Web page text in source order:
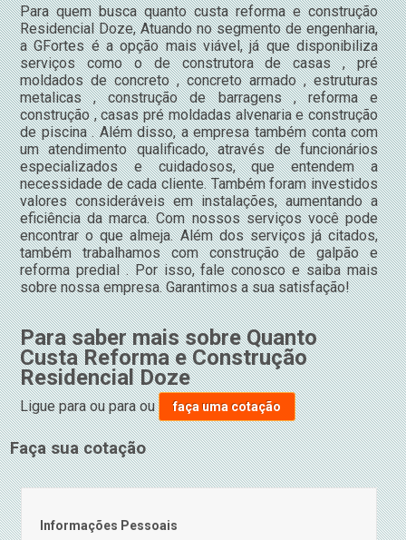
Para quem busca quanto custa reforma e construção
Residencial Doze, Atuando no segmento de engenharia,
a GFortes é a opção mais viável, já que disponibiliza
serviços como o de construtora de casas , pré
moldados de concreto , concreto armado , estruturas
metalicas , construção de barragens , reforma e
construção , casas pré moldadas alvenaria e construção
de piscina . Além disso, a empresa também conta com
um atendimento qualificado, através de funcionários
especializados e cuidadosos, que entendem a
necessidade de cada cliente. Também foram investidos
valores consideráveis em instalações, aumentando a
eficiência da marca. Com nossos serviços você pode
encontrar o que almeja. Além dos serviços já citados,
também trabalhamos com construção de galpão e
reforma predial . Por isso, fale conosco e saiba mais
sobre nossa empresa. Garantimos a sua satisfação!
Para saber mais sobre Quanto
Custa Reforma e Construção
Residencial Doze
Ligue paraou paraou faça uma cotação
Faça sua cotação
Informações Pessoais